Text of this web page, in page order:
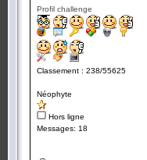
Profil challenge
Classement : 238/55625
Néophyte
Hors ligne
Messages: 18